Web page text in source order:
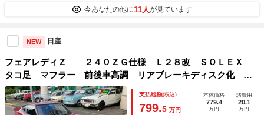
今あなたの他に11人が見ています
NEW 日産
フェアレディＺ ２４０ＺＧ仕様 Ｌ２８改 ＳＯＬＥＸ
タコ足 マフラー 前後車高調 リアブレーキディスク化 レ
ーシングジャケット 三分割スポイラー Ｇノーズ
支払総額(税込)
799.5 万円
本体価格
779.4
万円
諸費用
20.1
万円